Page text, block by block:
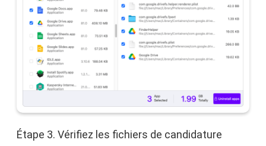
Étape 3. Vérifiez les fichiers de candidature